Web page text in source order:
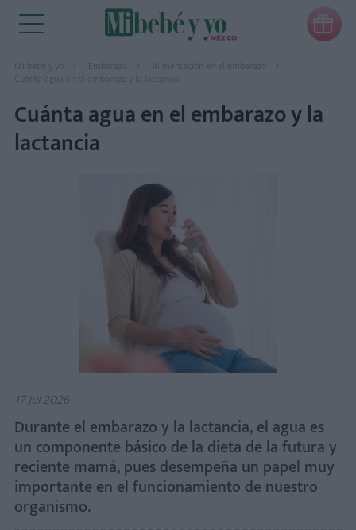

Mi bebé y yo Embarazo
Alimentación en el embarazo
Cuánta agua en el embarazo y la lactancia
Cuánta agua en el embarazo y la
lactancia
17 Jul 2026
Durante el embarazo y la lactancia, el agua es
un componente básico de la dieta de la futura y
reciente mamá, pues desempeña un papel muy
importante en el funcionamiento de nuestro
organismo.